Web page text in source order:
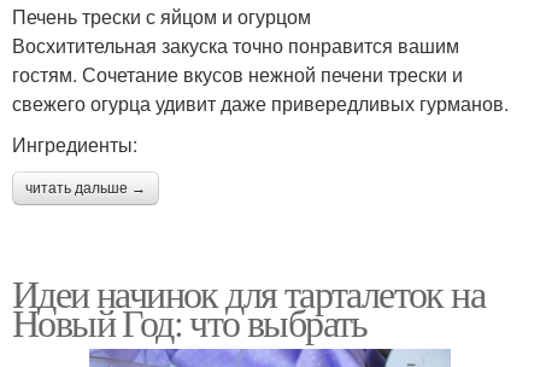
Печень трески с яйцом и огурцом
Восхитительная закуска точно понравится вашим
гостям. Сочетание вкусов нежной печени трески и
свежего огурца удивит даже привередливых гурманов.
Ингредиенты:
читать дальше →
Идеи начинок для тарталеток на
Новый Год: что выбрать